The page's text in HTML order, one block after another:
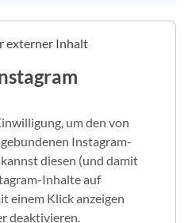
externer Inhalt
um den von
Instagram-
diesen (und damit
Inhalte auf
einem Klick anzeigen
deaktivieren.